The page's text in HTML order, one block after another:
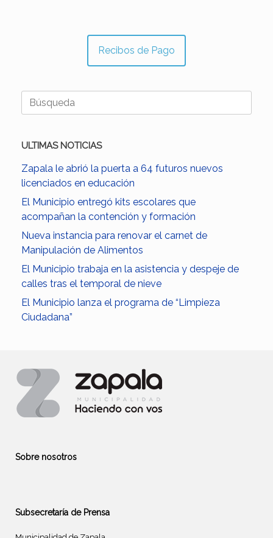
Recibos de Pago
Buscar:
ULTIMAS NOTICIAS
Zapala le abrió la puerta a 64 futuros nuevos
licenciados en educación
El Municipio entregó kits escolares que
acompañan la contención y formación
Nueva instancia para renovar el carnet de
Manipulación de Alimentos
El Municipio trabaja en la asistencia y despeje de
calles tras el temporal de nieve
El Municipio lanza el programa de “Limpieza
Ciudadana”
Sobre nosotros
Subsecretaría de Prensa